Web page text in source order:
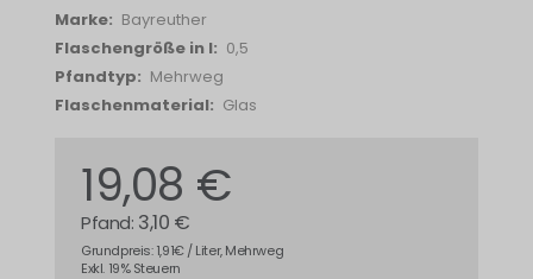
Bayreuther
0,5
Mehrweg
Glas
19,08 €
Grundpreis: 1,91€ / Liter, Mehrweg
3,10 €
Exkl. 19% Steuern